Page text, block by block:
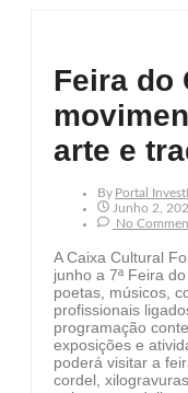
Feira do
arte e
By Portal
Junho 2,
No
A Caixa Cultural
junho a 7ª Feira
poetas, músicos,
profissionais
programação
exposições e
poderá visitar a
cordel,